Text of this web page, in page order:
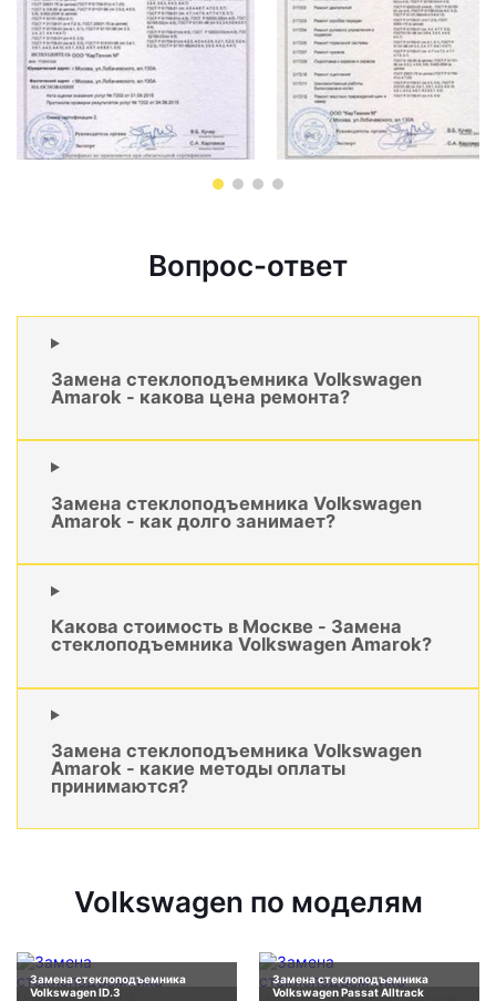
Вопрос-ответ
Замена стеклоподъемника Volkswagen
Amarok - какова цена ремонта?
Замена стеклоподъемника Volkswagen
Amarok - как долго занимает?
Какова стоимость в Москве - Замена
стеклоподъемника Volkswagen Amarok?
Замена стеклоподъемника Volkswagen
Amarok - какие методы оплаты
принимаются?
Volkswagen по моделям
Замена стеклоподъемника
Volkswagen ID.3
Замена стеклоподъемника
Volkswagen Passat Alltrack